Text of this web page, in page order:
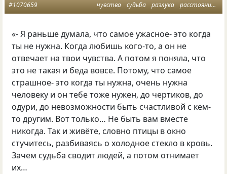
чувства судьба разлука расстояние
#1070659
«- Я раньше думала, что самое ужасное- это когда
ты не нужна. Когда любишь кого-то, а он не
отвечает на твои чувства. А потом я поняла, что
это не такая и беда вовсе. Потому, что самое
страшное- это когда ты нужна, очень нужна
человеку и он тебе тоже нужен, до чертиков, до
одури, до невозможности быть счастливой с кем-
то другим. Вот только… Не быть вам вместе
никогда. Так и живёте, словно птицы в окно
стучитесь, разбиваясь о холодное стекло в кровь.
Зачем судьба сводит людей, а потом отнимает
их…